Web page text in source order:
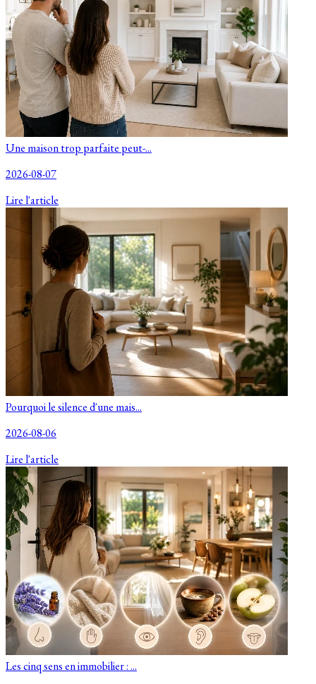
Une maison trop parfaite peut-...
2026-08-07
Lire l'article
Pourquoi le silence d'une mais...
2026-08-06
Lire l'article
Les cinq sens en immobilier : ...